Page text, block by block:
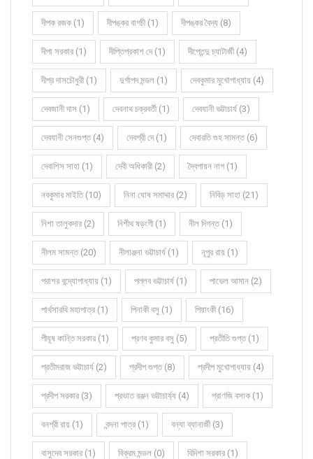
দীপক রজক (1) দীপঙ্কর বাগচী (1) দীপঙ্কর বৈদ্য (8)
দীপা সরকার (1) দীপ্তিপ্রকাশ দে (1) দীপ্তেন্দু চ্যাটার্জী (4)
দীপ্র দাসচৌধুরী (1) দুর্গাপদ মন্ডল (1) দেবকুমার মুখোপাধ্যায় (4)
দেবজানী দাস (1) দেবনাথ চক্রবর্তী (1) দেবযানী ভট্টাচার্য (3)
দেবযানী সেনগুপ্ত (4) দেবশ্রী দে (1) দেবারতি গুহ সামন্ত (6)
দেবাশিস সাহা (1) দেবী অধিকারী (2) দ্বৈপায়ন নাগ (1)
নবকুমার মাইতি (10) নিনা ঘোষ সমাদ্দার (2) নিবিড় সাহা (21)
নিশা তালুকদার (2) নিশীথ ষড়ংগী (1) নীল দিগন্ত (1)
নীলম সামন্ত (20) নীলাঞ্জনা ভট্টাচার্য (1) নূপুর রায় (1)
পরাশর বন্দ্যোপাধ্যায় (1) পল্লব ভট্টাচার্য (1) পাভেল আমান (2)
পার্থসারথি মহাপাত্র (1) পিনাকী বসু (1) পিয়াংকী (16)
পীযূষ কান্তি সরকার (1) প্রণব কুমার বসু (5) প্রতীতি গুপ্ত (1)
প্রতীমরাজ ভট্টাচার্য (2) প্রদীপ গুপ্ত (8) প্রদীপ মুখোপাধ্যায় (4)
প্রদীপ সরকার (3) প্রভাত রঞ্জন ভট্টাচার্য্য (4) প্রাণজি বসাক (1)
বনশ্রী রায় (1) বন্দনা পাত্র (1) বন্যা ব্যানার্জী (3)
বাসুদেব সরকার (1) বিক্রম মন্ডল (0) বিদিশা সরকার (1)